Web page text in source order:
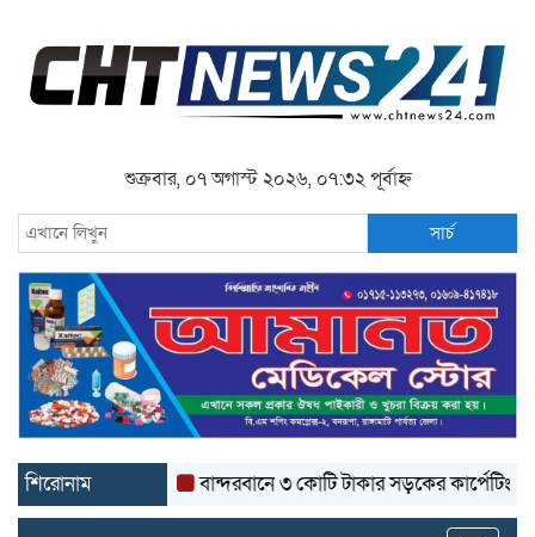
শুক্রবার, ০৭ অগাস্ট ২০২৬, ০৭:৩২ পূর্বাহ্ন
সার্চ
শিরোনাম বান্দরবানে ৩ কোটি টাকার সড়কের কার্পেটিং উঠে যাচ্ছে